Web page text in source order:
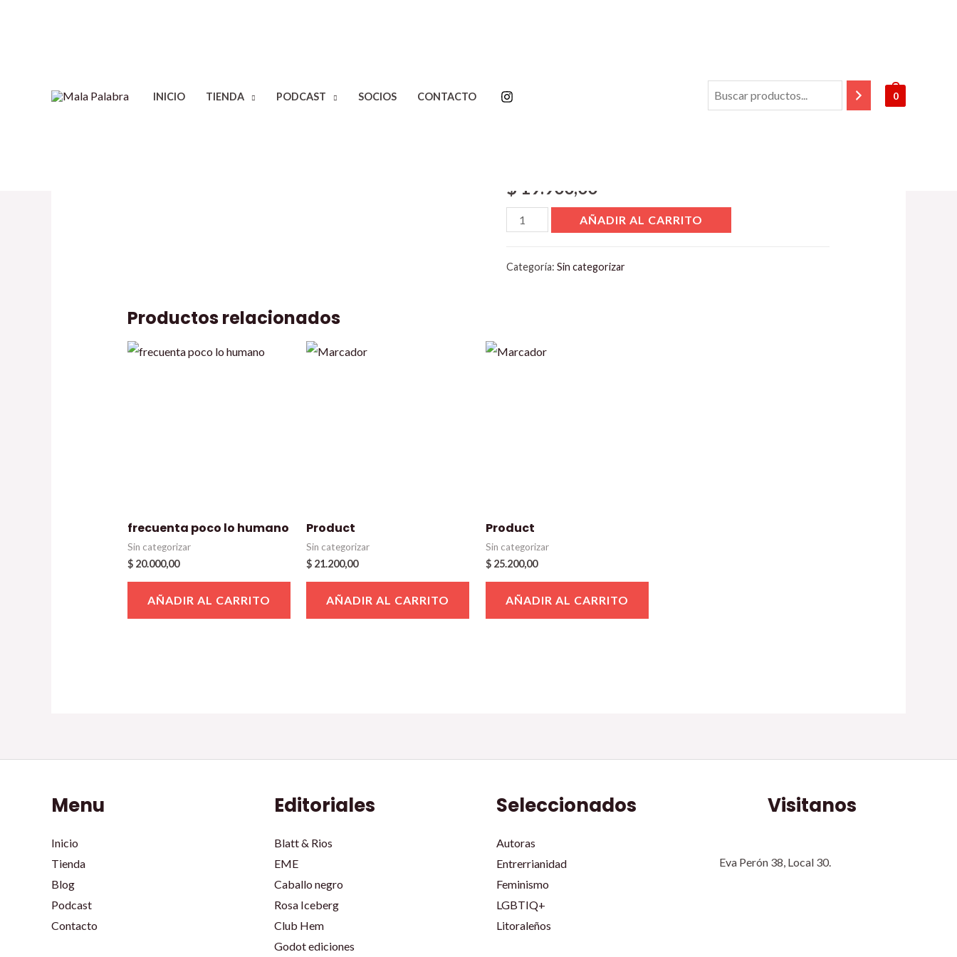
INICIO TIENDA PODCAST SOCIOS CONTACTO 0
$ 19.900,00
AÑADIR AL CARRITO
Categoría:Sin categorizar
Productos relacionados
frecuenta poco lo humano
Sin categorizar
$20.000,00
AÑADIR AL CARRITO
Product
Sin categorizar
$ 21.200,00
AÑADIR AL CARRITO
Product
Sin categorizar
$ 25.200,00
AÑADIR AL CARRITO
Menu
Inicio
Tienda
Blog
Podcast
Contacto
Editoriales
Blatt & Rios
EME
Caballo negro
Rosa Iceberg
Club Hem
Godot ediciones
Seleccionados
Autoras
Entrerrianidad
Feminismo
LGBTIQ+
Litoraleños
Visitanos
Eva Perón 38, Local 30.